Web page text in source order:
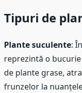
Tipuri de
Plante suculente:
reprezintă o
de plante grase,
frunzelor la